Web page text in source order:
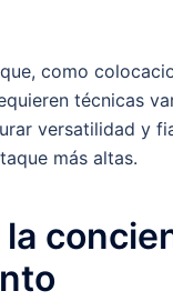
como
técnicas
versatilidad y
más altas.